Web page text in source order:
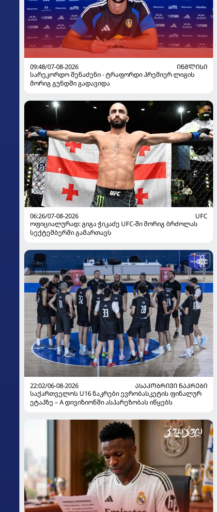
09:48/07-08-2026
ᲘᲜᲒᲚᲘᲡᲘ
სარეკორდო შენაძენი - ტრაფორდი პრემიერ ლიგის
მორიგ გუნდში გადავიდა
06:26/07-08-2026
UFC
ოფიციალურად: გიგა ჭიკაძე UFC-ში მორიგ ბრძოლას
სექტემბერში გამართავს
22:02/06-08-2026
ᲐᲡᲐᲙᲝᲑᲠᲘᲕᲘ ᲜᲐᲙᲠᲔᲑᲘ
საქართველოს U16 ნაკრები ევრობასკეტის ფინალურ
ეტაპზე – A დივიზიონში ასპარეზობას იწყებს